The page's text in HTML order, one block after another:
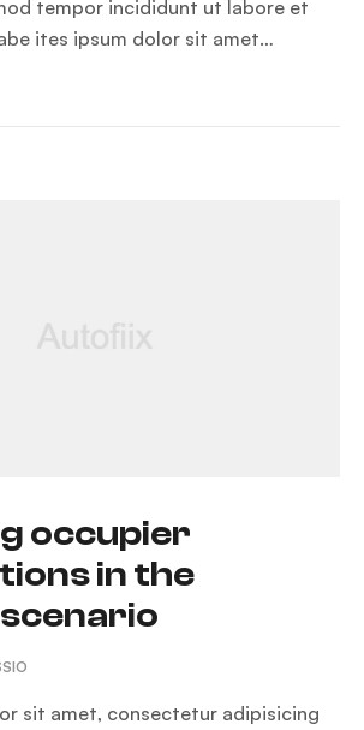
tempor incididunt ut labore et
ites ipsum dolor sit amet…
occupier
in the
sit amet, consectetur adipisicing